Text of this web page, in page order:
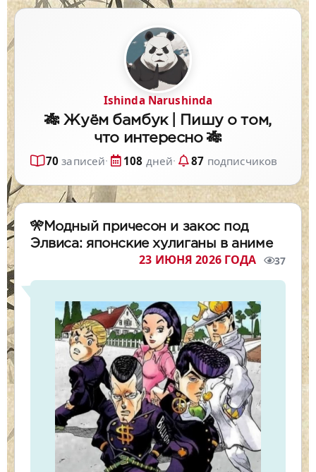
Ishinda Narushinda
🎋 Жуём бамбук | Пишу о том,
что интересно 🎋
70 записей· 108 дней· 87 подписчиков
🎌Модный причесон и закос под
Элвиса: японские хулиганы в аниме
23 ИЮНЯ 2026 ГОДА 37